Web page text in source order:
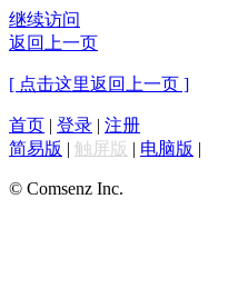
继续访问
返回上一页
[ 点击这里返回上一页 ]
首页 | 登录 | 注册
简易版 | 触屏版 | 电脑版 |
© Comsenz Inc.